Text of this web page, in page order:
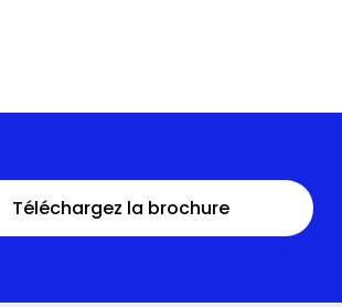
Téléchargez la brochure